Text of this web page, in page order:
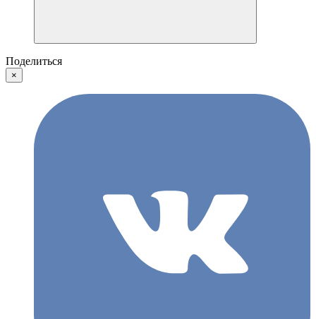
Поделиться
×